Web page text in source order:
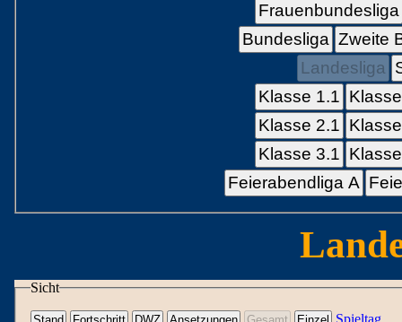
Frauenbundesliga
Bundesliga Zweite
Landesliga
Klasse 1.1
Klasse 2.1
Klasse 3.1
Feierabendliga A
Sicht
Spieltag